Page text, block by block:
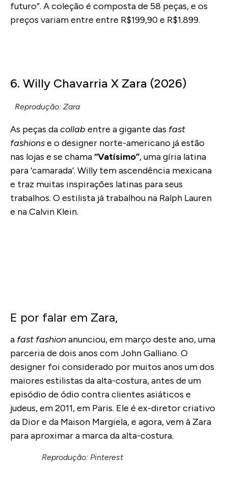
futuro”. A coleção é composta de 58 peças, e os
preços variam entre entre R$199,90 e R$1.899.
6. Willy Chavarria X Zara (2026)
Reprodução: Zara
As peças dacollab entre a gigante das fast
fashionse o designer norte-americano já estão
nas lojas e se chama“Vatísimo”, uma gíria latina
para ‘camarada’. Willy tem ascendência mexicana
e traz muitas inspirações latinas para seus
trabalhos. O estilista já trabalhou na Ralph Lauren
e na Calvin Klein.
E por falar em Zara,
a fast fashionanunciou, em março deste ano, uma
parceria de dois anos com John Galliano. O
designer foi considerado por muitos anos um dos
maiores estilistas da alta-costura, antes de um
episódio de ódio contra clientes asiáticos e
judeus, em 2011, em Paris. Ele é ex-diretor criativo
da Dior e da Maison Margiela, e agora, vem à Zara
para aproximar a marca da alta-costura.
Reprodução: Pinterest